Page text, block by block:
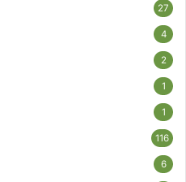
27
4
2
1
1
116
6